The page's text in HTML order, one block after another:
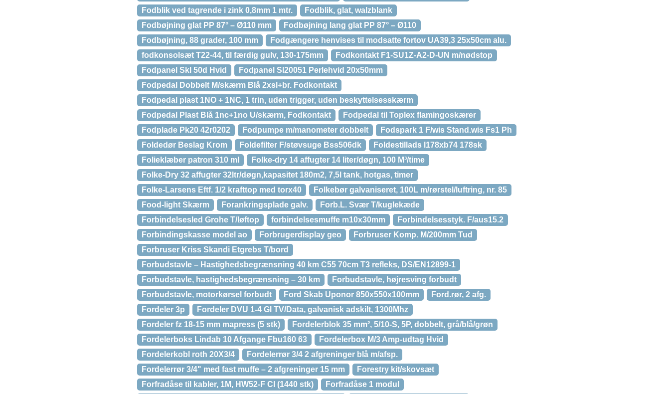
Fodblik ved tagrende i zink 0,8mm 1 mtr.
Fodblik, glat, walzblank
Fodbøjning glat PP 87° – Ø110 mm
Fodbøjning lang glat PP 87° – Ø110
Fodbøjning, 88 grader, 100 mm
Fodgængere henvises til modsatte fortov UA39,3 25x50cm alu.
fodkonsolsæt T22-44, til færdig gulv, 130-175mm
Fodkontakt F1-SU1Z-A2-D-UN m/nødstop
Fodpanel Skl 50d Hvid
Fodpanel Sl20051 Perlehvid 20x50mm
Fodpedal Dobbelt M/skærm Blå 2xsl+br. Fodkontakt
Fodpedal plast 1NO + 1NC, 1 trin, uden trigger, uden beskyttelsesskærm
Fodpedal Plast Blå 1nc+1no U/skærm, Fodkontakt
Fodpedal til Toplex flamingoskærer
Fodplade Pk20 42r0202
Fodpumpe m/manometer dobbelt
Fodspark 1 F/wis Stand.wis Fs1 Ph
Foldedør Beslag Krom
Foldefilter F/støvsuge Bss506dk
Foldestillads l178xb74 178sk
Folieklæber patron 310 ml
Folke-dry 14 affugter 14 liter/døgn, 100 M³/time
Folke-Dry 32 affugter 32ltr/døgn,kapasitet 180m2, 7,5l tank, hotgas, timer
Folke-Larsens Eftf. 1/2 krafttop med torx40
Folkebør galvaniseret, 100L m/rørstel/luftring, nr. 85
Food-light Skærm
Forankringsplade galv.
Forb.L. Svær T/kuglekæde
Forbindelsesled Grohe T/løftop
forbindelsesmuffe m10x30mm
Forbindelsesstyk. F/aus15.2
Forbindingskasse model ao
Forbrugerdisplay geo
Forbruser Komp. M/200mm Tud
Forbruser Kriss Skandi Etgrebs T/bord
Forbudstavle – Hastighedsbegrænsning 40 km C55 70cm T3 refleks, DS/EN12899-1
Forbudstavle, hastighedsbegrænsning – 30 km
Forbudstavle, højresving forbudt
Forbudstavle, motorkørsel forbudt
Ford Skab Uponor 850x550x100mm
Ford.rør, 2 afg.
Fordeler 3p
Fordeler DVU 1-4 Gl TV/Data, galvanisk adskilt, 1300Mhz
Fordeler fz 18-15 mm mapress (5 stk)
Fordelerblok 35 mm², 5/10-S, 5P, dobbelt, grå/blå/grøn
Fordelerboks Lindab 10 Afgange Fbu160 63
Fordelerbox M/3 Amp-udtag Hvid
Fordelerkobl roth 20X3/4
Fordelerrør 3/4 2 afgreninger blå m/afsp.
Fordelerrør 3/4" med fast muffe – 2 afgreninger 15 mm
Forestry kit/skovsæt
Forfradåse til kabler, 1M, HW52-F CI (1440 stk)
Forfradåse 1 modul